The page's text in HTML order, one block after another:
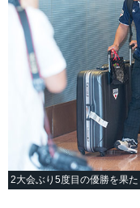
2大会ぶり5度目の優勝を果